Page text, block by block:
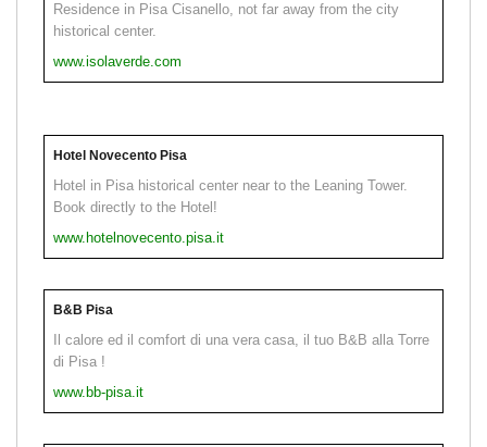
Residence in Pisa Cisanello, not far away from the city
historical center.
www.isolaverde.com
Hotel Novecento Pisa
Hotel in Pisa historical center near to the Leaning Tower.
Book directly to the Hotel!
www.hotelnovecento.pisa.it
B&B Pisa
Il calore ed il comfort di una vera casa, il tuo B&B alla Torre
di Pisa !
www.bb-pisa.it